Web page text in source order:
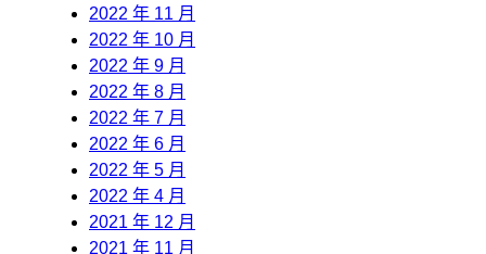
2022 年 11 月
2022 年 10 月
2022 年 9 月
2022 年 8 月
2022 年 7 月
2022 年 6 月
2022 年 5 月
2022 年 4 月
2021 年 12 月
2021 年 11 月